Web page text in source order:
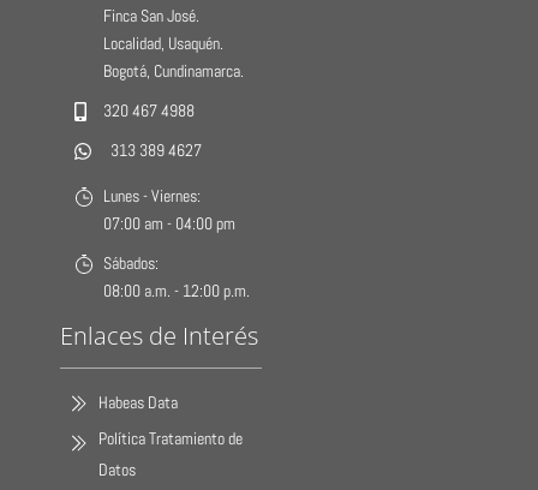
Finca San José.
Localidad, Usaquén.
Bogotá, Cundinamarca.
320 467 4988
313 389 4627
Lunes - Viernes:
07:00 am - 04:00 pm
Sábados:
08:00 a.m. - 12:00 p.m.
Enlaces de Interés
Habeas Data
Política Tratamiento de
Datos